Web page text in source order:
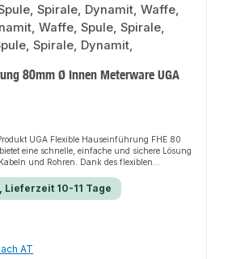
80mm Ø Innen Meterware UGA
UGA Flexible Hauseinführung FHE 80
eine schnelle, einfache und sichere Lösung
und Rohren. Dank des flexiblen
an. Das robuste Design und die einfache
zu einer zuverlässigen Wahl für jede
gegen Chemikalien, Sole oder
und wasserdicht bis 1 barAbdichtung auch bei
= 5 x
10-11 Tage
AT